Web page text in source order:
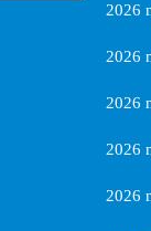
2026
2026
2026
2026
2026